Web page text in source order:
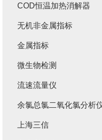
COD恒温加热消解器
无机非金属指标
金属指标
微生物检测
流速流量仪
余氯总氯二氧化氯分析
上海三信